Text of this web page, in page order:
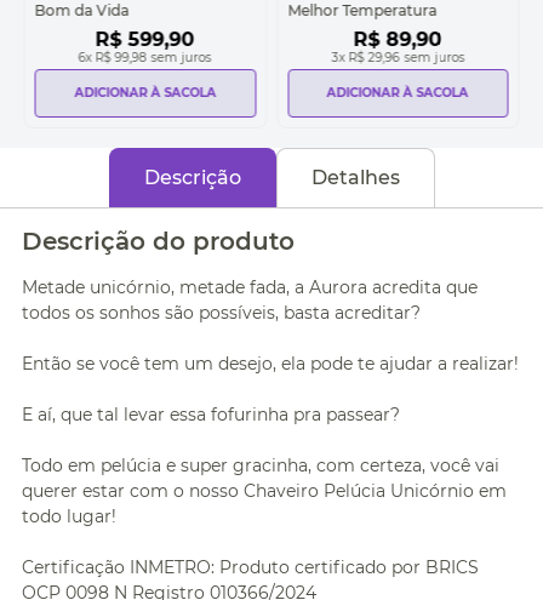
Bom da Vida
R$ 599,90
6x R$ 99,98 sem juros
ADICIONAR À SACOLA
Melhor Temperatura
R$ 89,90
3x R$ 29,96 sem juros
ADICIONAR À SACOLA
Descrição Detalhes
Descrição do produto
Metade unicórnio, metade fada, a Aurora acredita que
todos os sonhos são possíveis, basta acreditar?
Então se você tem um desejo, ela pode te ajudar a realizar!
E aí, que tal levar essa fofurinha pra passear?
Todo em pelúcia e super gracinha, com certeza, você vai
querer estar com o nosso Chaveiro Pelúcia Unicórnio em
todo lugar!
Certificação INMETRO: Produto certificado por BRICS
OCP 0098 N Registro 010366/2024